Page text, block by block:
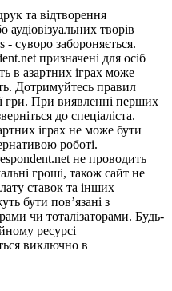
та відтворення
аудіовізуальних творів
суворо забороняється.
призначені для осіб
в азартних іграх може
Дотримуйтесь правил
гри. При виявленні перших
до спеціаліста.
іграх не може бути
роботі.
не проводить
гроші, також сайт не
ставок та інших
бути пов’язані з
чи тоталізаторами. Будь-
ресурсі
виключно в